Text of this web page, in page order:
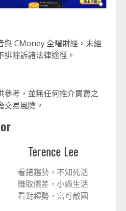
與 CMoney 全曜財經，未經
除訴諸法律途徑。
參考，並無任何推介買賣之
交易風險。
Terence Lee
看錯趨勢，不知死活
賺取價差，小過生活
看對趨勢，富可敵國